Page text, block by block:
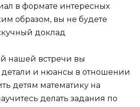
в формате интересных
образом, вы не будете
доклад
нашей встречи вы
и нюансы в отношении
детям математику на
делать задания по